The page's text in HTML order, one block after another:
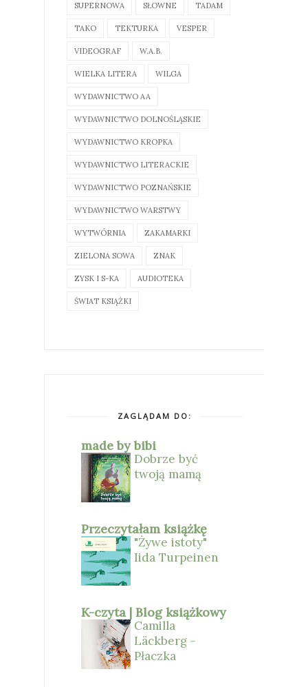
SUPERNOWA SŁOWNE TADAM
TAKO TEKTURKA VESPER
VIDEOGRAF W.A.B.
WIELKA LITERA WILGA
WYDAWNICTWO AA
WYDAWNICTWO DOLNOŚLĄSKIE
WYDAWNICTWO KROPKA
WYDAWNICTWO LITERACKIE
WYDAWNICTWO POZNAŃSKIE
WYDAWNICTWO WARSTWY
WYTWÓRNIA ZAKAMARKI
ZIELONA SOWA ZNAK
ZYSK I S-KA AUDIOTEKA
ŚWIAT KSIĄŻKI
ZAGLĄDAM DO:
made by bibi
Dobrze być
twoją mamą
Przeczytałam książkę
"Żywe istoty"
Iida Turpeinen
K-czyta | Blog książkowy
Camilla
Läckberg -
Płaczka